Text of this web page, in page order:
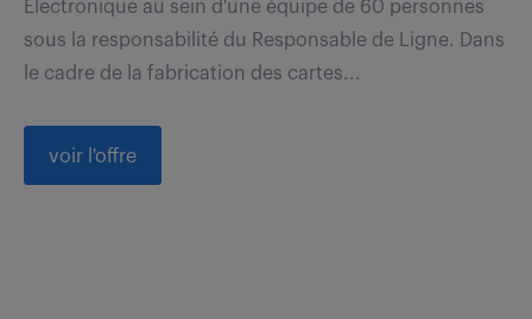
Electronique au sein d'une équipe de 60 personnes
sous la responsabilité du Responsable de Ligne. Dans
le cadre de la fabrication des cartes...
voir l'offre